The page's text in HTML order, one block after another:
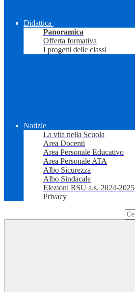
Didattica
Panoramica
Offerta formativa
I progetti delle classi
Notizie
La vita nella Scuola
Area Docenti
Area Personale Educativo
Area Personale ATA
Albo Sicurezza
Albo Sindacale
Elezioni RSU a.s. 2024-2025
Privacy